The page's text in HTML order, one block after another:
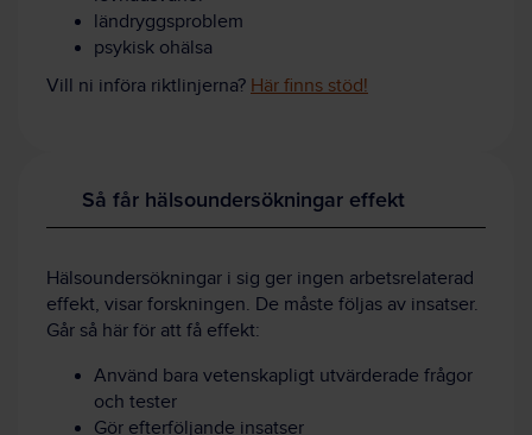
ländryggsproblem
psykisk ohälsa
Vill ni införa riktlinjerna? Här finns stöd!
Så får hälsoundersökningar effekt
Hälso­undersökningar i sig ger ingen arbets­relaterad
effekt, visar forskningen. De måste följas av insatser.
Går så här för att få effekt:
Använd bara veten­skapligt utvärderade frågor
och tester
Gör efter­följande insatser